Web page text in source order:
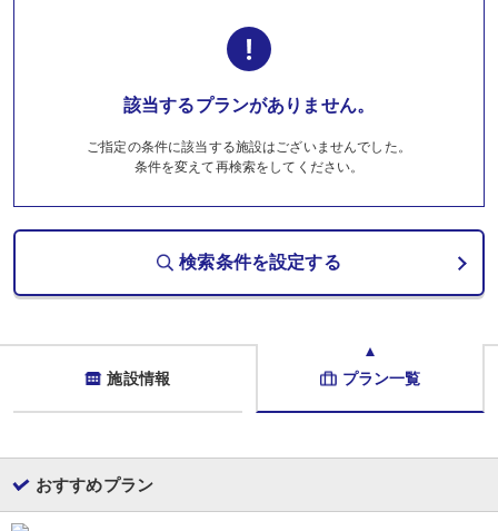
該当するプランがありません。
ご指定の条件に該当する施設はございませんでした。
条件を変えて再検索をしてください。
検索条件を設定する
施設情報 プラン一覧
おすすめプラン